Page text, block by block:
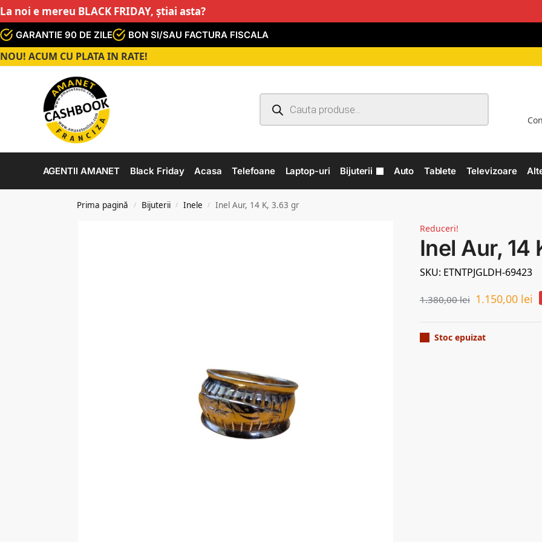
La noi e mereu BLACK FRIDAY, știai asta?
GARANTIE 90 DE ZILE BON SI/SAU FACTURA FISCALA
NOU! ACUM CU PLATA IN RATE!
AGENTII AMANET Black Friday Acasa Telefoane Laptop-uri Bijuterii Auto Tablete Televizoare
Prima pagină / Bijuterii / Inele / Inel Aur, 14 K, 3.63 gr
Reduceri!
Inel Aur, 14
SKU: ETNTPJGLDH-69423
1.380,00lei 1.150,00 lei
Stoc epuizat